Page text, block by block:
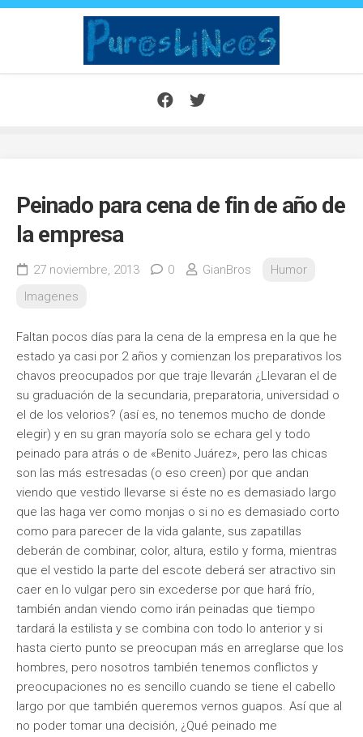
Saltar
Peinado para cena de fin de año de
la empresa
27 noviembre, 2013 0 GianBros
Humor
Imagenes
Faltan pocos días para la cena de la empresa en la que he
estado ya casi por 2 años y comienzan los preparativos los
chavos preocupados por que traje llevarán ¿Llevaran el de
su graduación de la secundaria, preparatoria, universidad o
el de los velorios? (así es, no tenemos mucho de donde
elegir) y en su gran mayoría solo se echara gel y todo
peinado para atrás o de «Benito Juárez», pero las chicas
son las más estresadas (o eso creen) por que andan
viendo que vestido llevarse si éste no es demasiado largo
que las haga ver como monjas o si no es demasiado corto
como para parecer de la vida galante, sus zapatillas
deberán de combinar, color, altura, estilo y forma, mientras
que el vestido la parte del escote deberá ser atractivo sin
caer en lo vulgar pero sin excederse por que hará frío,
también andan viendo como irán peinadas que tiempo
tardará la estilista y se combina con todo lo anterior y si
hasta cierto punto se preocupan más en arreglarse que los
hombres, pero nosotros también tenemos conflictos y
preocupaciones no es sencillo cuando se tiene el cabello
largo por que también queremos vernos guapos. Así que al
no poder tomar una decisión, ¿Qué peinado me